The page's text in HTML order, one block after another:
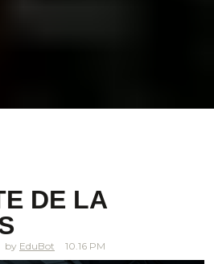
DE LA
EduBot 10.16 PM